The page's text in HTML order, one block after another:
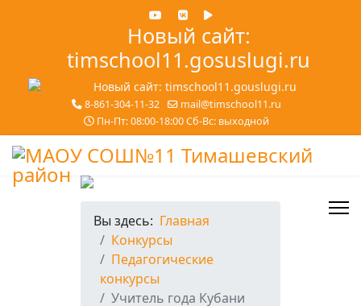
Новый сайт:
timschool11.gosuslugi.ru
8-861-304-11-32
mail@timschool11.ru
Пн-Пт: 08:00-18:00 Сб-Вс: выходной
Вы здесь: Главная
Конкурсы
Педагогические
конкурсы
Учитель года Кубани